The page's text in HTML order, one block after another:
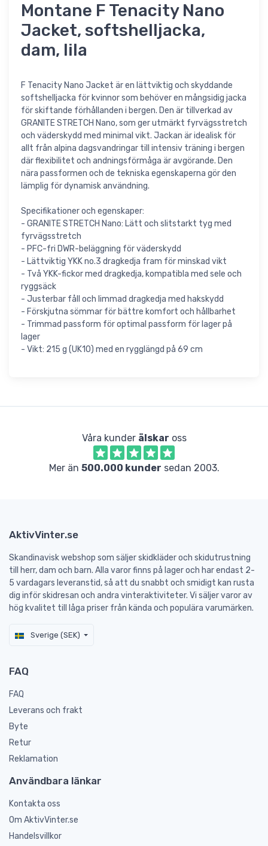
Montane F Tenacity Nano
Jacket, softshelljacka,
dam, lila
F Tenacity Nano Jacket är en lättviktig och skyddande
softshelljacka för kvinnor som behöver en mångsidig jacka
för skiftande förhållanden i bergen. Den är tillverkad av
GRANITE STRETCH Nano, som ger utmärkt fyrvägsstretch
och väderskydd med minimal vikt. Jackan är idealisk för
allt från alpina dagsvandringar till intensiv träning i bergen
där flexibilitet och andningsförmåga är avgörande. Den
nära passformen och de tekniska egenskaperna gör den
lämplig för dynamisk användning.
Specifikationer och egenskaper:
- GRANITE STRETCH Nano: Lätt och slitstarkt tyg med
fyrvägsstretch
- PFC-fri DWR-beläggning för väderskydd
- Lättviktig YKK no.3 dragkedja fram för minskad vikt
- Två YKK-fickor med dragkedja, kompatibla med sele och
ryggsäck
- Justerbar fåll och limmad dragkedja med hakskydd
- Förskjutna sömmar för bättre komfort och hållbarhet
- Trimmad passform för optimal passform för lager på
lager
- Vikt: 215 g (UK10) med en rygglängd på 69 cm
Våra kunder älskar oss
Mer än 500.000 kunder sedan 2003.
AktivVinter.se
Skandinavisk webshop som säljer skidkläder och skidutrustning
till herr, dam och barn. Alla varor finns på lager och har endast 2-
5 vardagars leveranstid, så att du snabbt och smidigt kan rusta
dig inför skidresan och andra vinteraktiviteter. Vi säljer varor av
hög kvalitet till låga priser från kända och populära varumärken.
Sverige (SEK)
FAQ
FAQ
Leverans och frakt
Byte
Retur
Reklamation
Användbara länkar
Kontakta oss
Om AktivVinter.se
Handelsvillkor